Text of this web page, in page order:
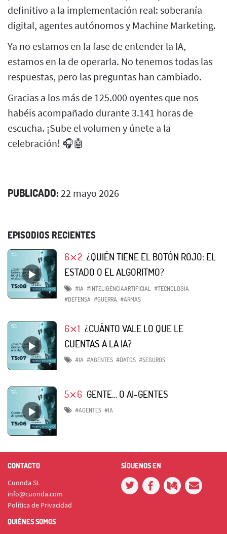
definitivo a la implementación real: soberanía
digital, agentes autónomos y Machine Marketing.
Ya no estamos en la fase de entender la IA,
estamos en la de operarla. No tenemos todas las
respuestas, pero las preguntas han cambiado.
Gracias a los más de 125.000 oyentes que nos
habéis acompañado durante 3.141 horas de
escucha. ¡Sube el volumen y únete a la
celebración! 🎧🤖
PUBLICADO: 22 mayo 2026
EPISODIOS RECIENTES
6⨯2 ¿QUIÉN TIENE EL BOTÓN ROJO: EL
ESTADO O EL ALGORITMO?
#IA #INTELIGENCIAARTIFICIAL
#TECNOLOGIA
#DEFENSA #GUERRA #ARMAS
6⨯1 ¿CUÁNTO VALE LO QUE LE
CUENTAS A LA IA?
#IA #AGENTES #DATOS #SEGUROS
5⨯6 GENTE… O AI-GENTES
#AGENTES #IA
CONTACTO
Cuonda SL
info@cuonda.com
Política de Privacidad
SÍGUENOS EN
QUIÉNES SOMOS